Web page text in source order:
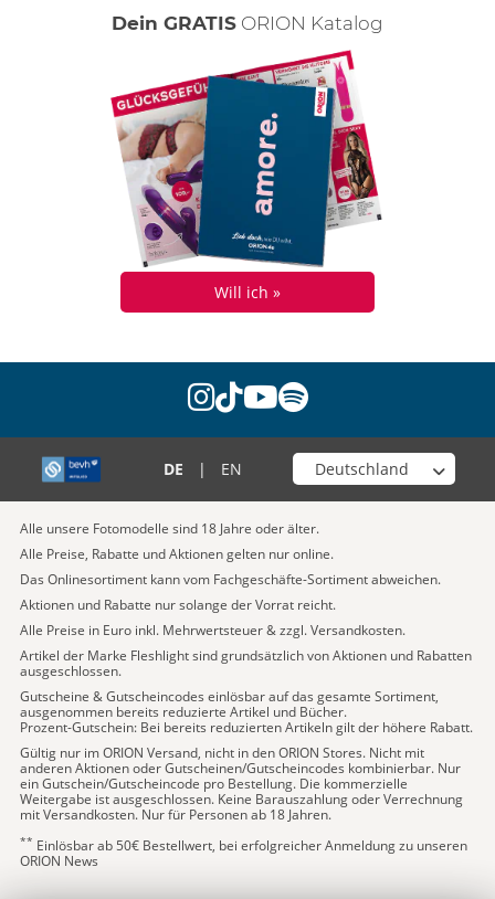
Dein GRATIS ORION Katalog
Will ich »
instagram
tiktok
youtube
spotify
DE | EN Wähle deinen Shop
Alle unsere Fotomodelle sind 18 Jahre oder älter.
Alle Preise, Rabatte und Aktionen gelten nur online.
Das Onlinesortiment kann vom Fachgeschäfte-Sortiment abweichen.
Aktionen und Rabatte nur solange der Vorrat reicht.
Alle Preise in Euro inkl. Mehrwertsteuer & zzgl. Versandkosten.
Artikel der Marke Fleshlight sind grundsätzlich von Aktionen und Rabatten
ausgeschlossen.
Gutscheine & Gutscheincodes einlösbar auf das gesamte Sortiment,
ausgenommen bereits reduzierte Artikel und Bücher.
Prozent-Gutschein: Bei bereits reduzierten Artikeln gilt der höhere Rabatt.
Gültig nur im ORION Versand, nicht in den ORION Stores. Nicht mit
anderen Aktionen oder Gutscheinen/Gutscheincodes kombinierbar. Nur
ein Gutschein/Gutscheincode pro Bestellung. Die kommerzielle
Weitergabe ist ausgeschlossen. Keine Barauszahlung oder Verrechnung
mit Versandkosten. Nur für Personen ab 18 Jahren.
** Einlösbar ab 50€ Bestellwert, bei erfolgreicher Anmeldung zu unseren
ORION News